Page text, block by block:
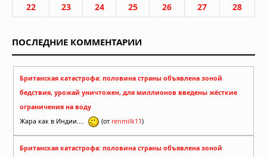
22
23 24 25 26 27 28
ПОСЛЕДНИЕ КОММЕНТАРИИ
Британская катастрофа: половина страны объявлена зоной
бедствия, урожай уничтожен, для миллионов введены жёсткие
ограничения на воду
Жара как в Индии....
(от renmilk11)
Британская катастрофа: половина страны объявлена зоной